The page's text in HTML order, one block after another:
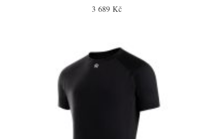
3 689 Kč